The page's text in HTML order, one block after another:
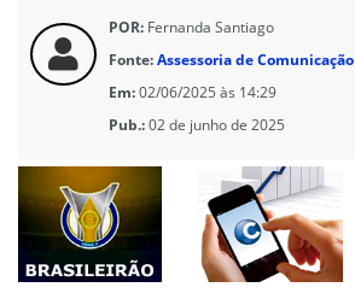
POR: Fernanda Santiago
Fonte:Assessoria de Comunicação
Em:02/06/2025 às 14:29
Pub.:02 de junho de 2025